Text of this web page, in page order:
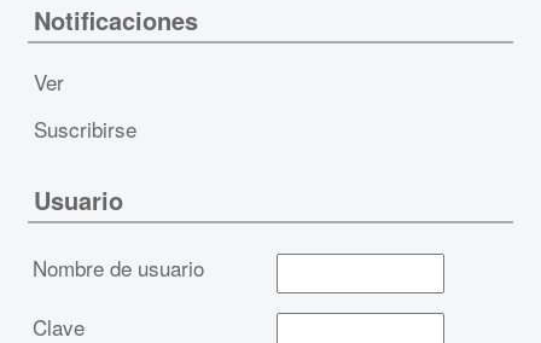
Notificaciones
Ver
Suscribirse
Usuario
Nombre de usuario
Clave